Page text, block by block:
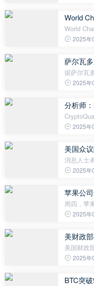
十)
World
World
议CCTP
2025年
萨尔瓦
据萨尔瓦
持9枚比
枚比特币
2025年
分析师
BTC 年化
已低于当
2025年
美国众
消息人士
员会的共
去年众议
2025年
苹果公
周四，苹
截至6月
转移了供
2025年
美财政
美国财政
位于柬埔
称，该基
2025年
BTC突